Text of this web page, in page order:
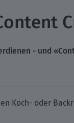
- und
Koch- oder